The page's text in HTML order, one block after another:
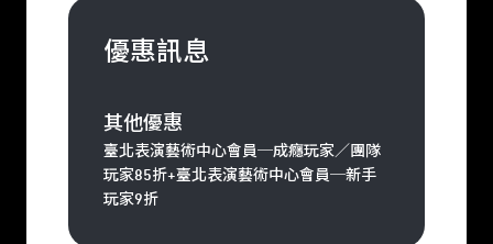
優惠訊息
其他優惠
臺北表演藝術中心會員─成癮玩家／團隊
玩家85折+臺北表演藝術中心會員─新手
玩家9折